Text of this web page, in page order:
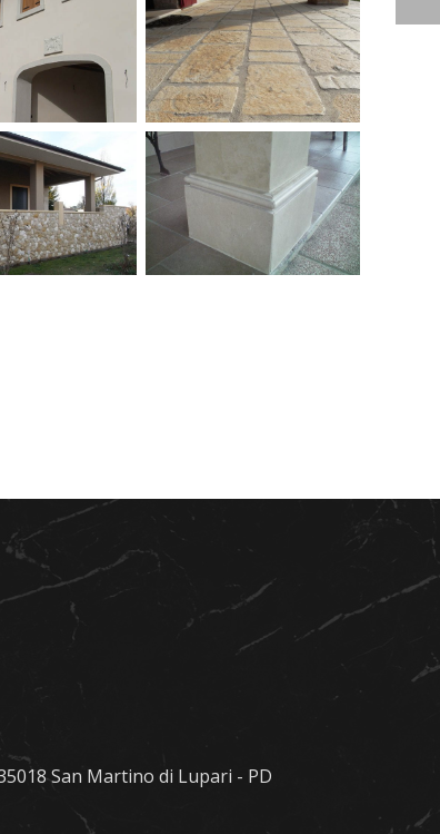
e
in
di
Pavimento in
pietra
San Martino di Lupari - PD